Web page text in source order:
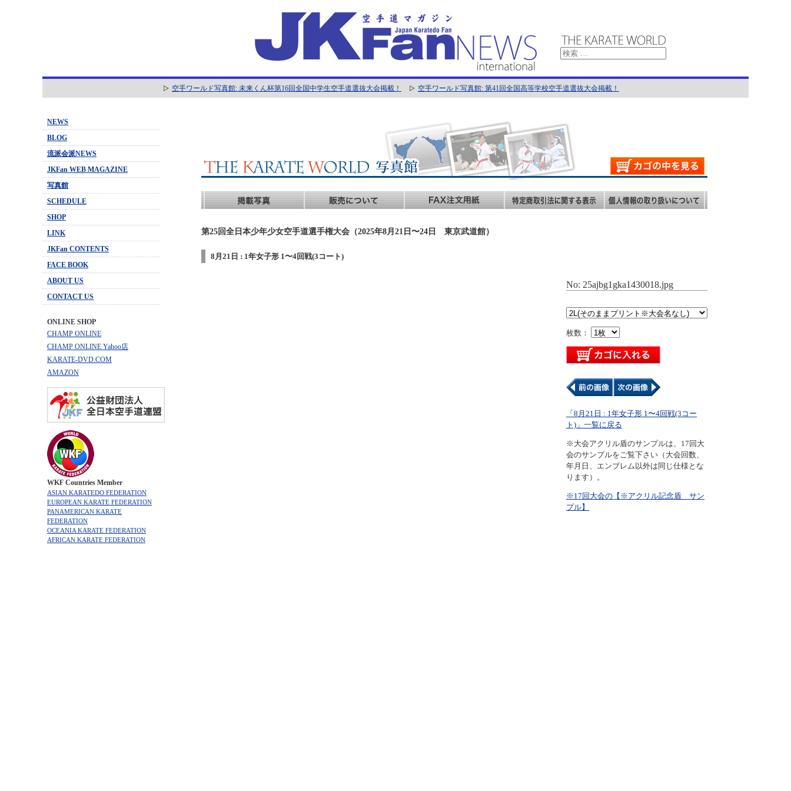
空手ワールド写真館: 未来くん杯第16回全国中学生空手道選抜大会掲載！ 空手ワールド写真館: 第41回全国高等学校空手道選抜大会掲載！
NEWS
BLOG
流派会派NEWS
JKFan WEB MAGAZINE
写真館
SCHEDULE
SHOP
LINK
JKFan CONTENTS
FACE BOOK
ABOUT US
CONTACT US
ONLINE SHOP
CHAMP ONLINE
CHAMP ONLINE Yahoo店
KARATE-DVD.COM
AMAZON
WKF Countries Member
ASIAN KARATEDO FEDERATION
EUROPEAN KARATE FEDERATION
PANAMERICAN KARATE
FEDERATION
OCEANIA KARATE FEDERATION
AFRICAN KARATE FEDERATION
第25回全日本少年少女空手道選手権大会（2025年8月21日〜24日 東京武道館）
8月21日 : 1年女子形 1〜4回戦(3コート)
No: 25ajbg1gka1430018.jpg
枚数：
「8月21日 : 1年女子形 1〜4回戦(3コー
ト)」一覧に戻る
※大会アクリル盾のサンプルは、17回大
会のサンプルをご覧下さい（大会回数、
年月日、エンブレム以外は同じ仕様とな
ります）。
※17回大会の【※アクリル記念盾 サン
プル】